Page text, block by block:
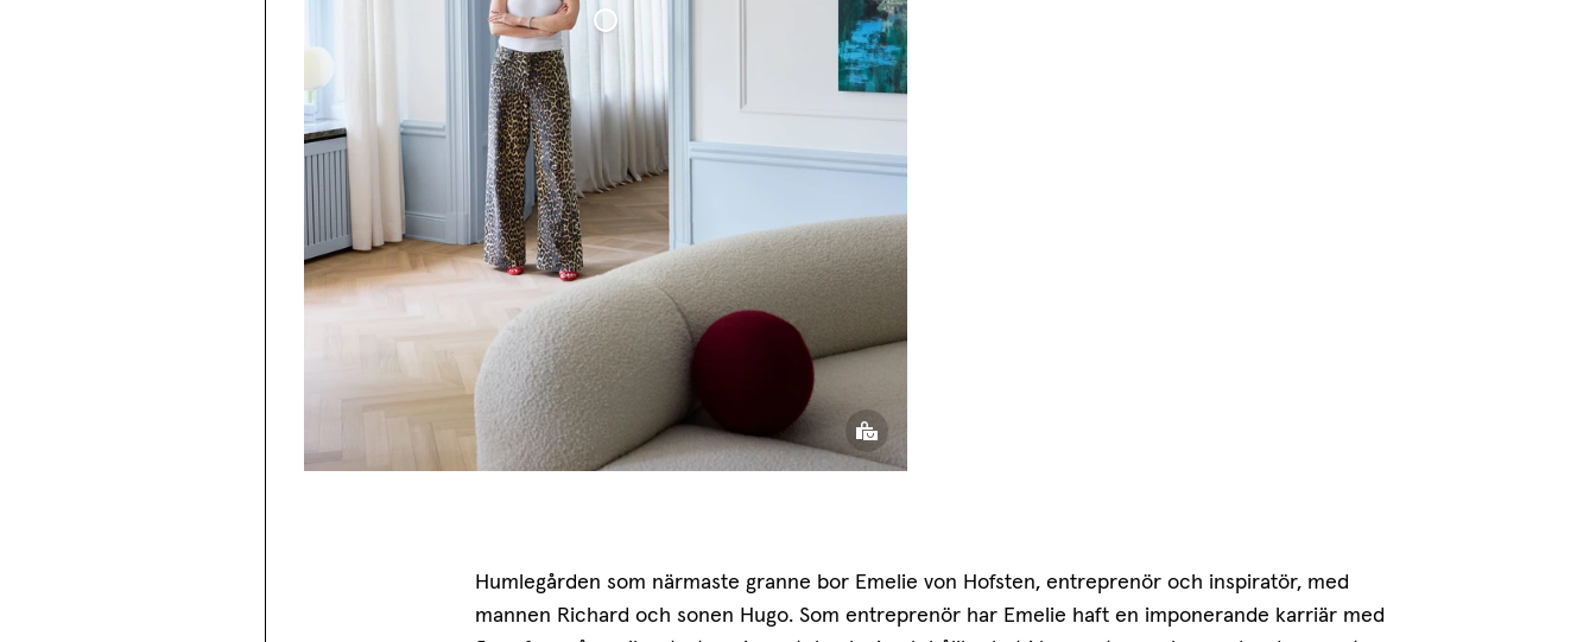
Kudde Klot
Humlegården som närmaste granne bor Emelie von Hofsten, entreprenör och inspiratör, med
mannen Richard och sonen Hugo. Som entreprenör har Emelie haft en imponerande karriär med